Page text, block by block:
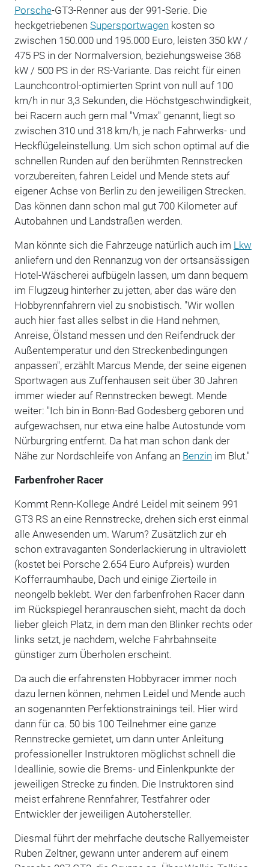
Porsche-GT3-Renner aus der 991-Serie. Die
heckgetriebenen Supersportwagen kosten so
zwischen 150.000 und 195.000 Euro, leisten 350 kW /
475 PS in der Normalversion, beziehungsweise 368
kW / 500 PS in der RS-Variante. Das reicht für einen
Launchcontrol-optimierten Sprint von null auf 100
km/h in nur 3,3 Sekunden, die Höchstgeschwindigkeit,
bei Racern auch gern mal "Vmax" genannt, liegt so
zwischen 310 und 318 km/h, je nach Fahrwerks- und
Heckflügeleinstellung. Um sich schon optimal auf die
schnellen Runden auf den berühmten Rennstrecken
vorzubereiten, fahren Leidel und Mende stets auf
eigener Achse von Berlin zu den jeweiligen Strecken.
Das können dann schon mal gut 700 Kilometer auf
Autobahnen und Landstraßen werden.
Man könnte sich die Fahrzeuge natürlich auch im Lkw
anliefern und den Rennanzug von der ortsansässigen
Hotel-Wäscherei aufbügeln lassen, um dann bequem
im Flugzeug hinterher zu jetten, aber das wäre den
Hobbyrennfahrern viel zu snobistisch. "Wir wollen
auch hier fast alles selbst in die Hand nehmen,
Anreise, Ölstand messen und den Reifendruck der
Außentemperatur und den Streckenbedingungen
anpassen", erzählt Marcus Mende, der seine eigenen
Sportwagen aus Zuffenhausen seit über 30 Jahren
immer wieder auf Rennstrecken bewegt. Mende
weiter: "Ich bin in Bonn-Bad Godesberg geboren und
aufgewachsen, nur etwa eine halbe Autostunde vom
Nürburgring entfernt. Da hat man schon dank der
Nähe zur Nordschleife von Anfang an Benzin im Blut."
Farbenfroher Racer
Kommt Renn-Kollege André Leidel mit seinem 991
GT3 RS an eine Rennstrecke, drehen sich erst einmal
alle Anwesenden um. Warum? Zusätzlich zur eh
schon extravaganten Sonderlackierung in ultraviolett
(kostet bei Porsche 2.654 Euro Aufpreis) wurden
Kofferraumhaube, Dach und einige Zierteile in
neongelb beklebt. Wer den farbenfrohen Racer dann
im Rückspiegel heranrauschen sieht, macht da doch
lieber gleich Platz, in dem man den Blinker rechts oder
links setzt, je nachdem, welche Fahrbahnseite
günstiger zum Überholen erscheint.
Da auch die erfahrensten Hobbyracer immer noch
dazu lernen können, nehmen Leidel und Mende auch
an sogenannten Perfektionstrainings teil. Hier wird
dann für ca. 50 bis 100 Teilnehmer eine ganze
Rennstrecke gemietet, um dann unter Anleitung
professioneller Instruktoren möglichst schnell die
Ideallinie, sowie die Brems- und Einlenkpunkte der
jeweiligen Strecke zu finden. Die Instruktoren sind
meist erfahrene Rennfahrer, Testfahrer oder
Entwickler der jeweiligen Autohersteller.
Diesmal führt der mehrfache deutsche Rallyemeister
Ruben Zeltner, gewann unter anderem auf einem